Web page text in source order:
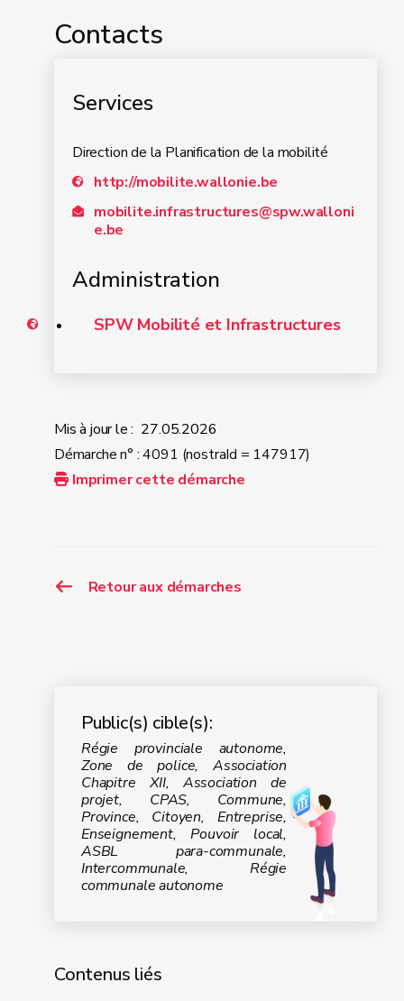
de chargement pouvant être fixés sur le
châssis de la remorque.
Comment avoir accès à l’espace
Contacts
Services
Direction de la Planification de la mobilité
http://mobilite.wallonie.be
mobilite.infrastructures@spw.walloni
e.be
Administration
SPW Mobilité et Infrastructures
Mis à jour le : 27.05.2026
Démarche n° : 4091 (nostraId = 147917)
Imprimer cette démarche
Retour aux démarches
Public(s) cible(s):
Régie provinciale autonome,
Zone de police, Association
Chapitre XII, Association de
projet, CPAS, Commune,
Province, Citoyen, Entreprise,
Enseignement, Pouvoir local,
ASBL para-communale,
Intercommunale, Régie
communale autonome
Contenus liés